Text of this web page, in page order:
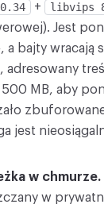
+ libvips
Jest
a bajty wracają
adresowany
MB, aby
jest
w chmurze.
w